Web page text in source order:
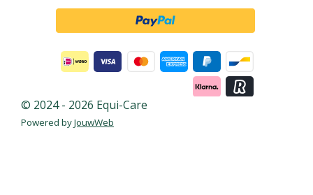
© 2024 - 2026 Equi-Care
Powered byJouwWeb